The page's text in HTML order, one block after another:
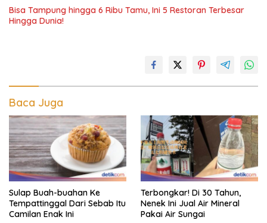
Bisa Tampung hingga 6 Ribu Tamu, Ini 5 Restoran Terbesar
Hingga Dunia!
Baca Juga
Sulap Buah-buahan Ke
Tempattinggal Dari Sebab Itu
Camilan Enak Ini
Terbongkar! Di 30 Tahun,
Nenek Ini Jual Air Mineral
Pakai Air Sungai